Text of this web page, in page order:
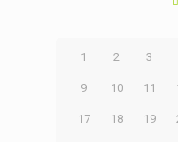
1 2 3
9 10 11
17 18 19